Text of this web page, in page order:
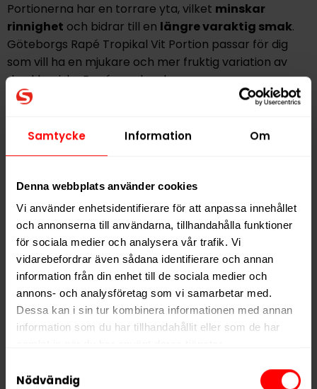
Samtycke Information Om
Denna webbplats använder cookies
Vi använder enhetsidentifierare för att anpassa innehållet
och annonserna till användarna, tillhandahålla funktioner
för sociala medier och analysera vår trafik. Vi
vidarebefordrar även sådana identifierare och annan
information från din enhet till de sociala medier och
annons- och analysföretag som vi samarbetar med.
Dessa kan i sin tur kombinera informationen med annan
information som du har tillhandahållit eller som de har
We work with who may receive and
Nödvändig
Portionerna har en torrare yta, vilket minskar
rinnighet och bidrar till en längre varaktig smak.
Göteborgs Rapé Tropikal Vit Portion passar för dig
som vill ha en mjukare och mer fruktig variation av
den klassiska Rapé-upplevelsen.
Alla produkter med smaken
PRODUKTINFORMATION
Typ
White Portion
Smak
Frukt
Format
Large
Styrka
Normal
Nikotin per gram
9,0 mg/g